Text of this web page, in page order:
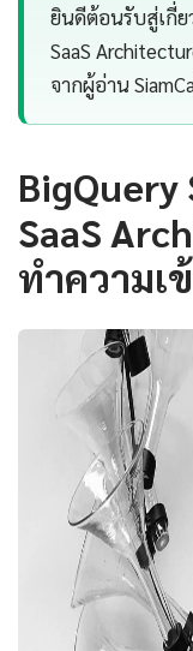
ยินดีต้อนรับสู่เกี่ย
SaaS
จากผู้อ่าน
BigQuery
SaaS
ทำความเ